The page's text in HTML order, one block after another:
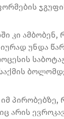
კი ამბობენ,
უნდა
პირობებზე,
არის